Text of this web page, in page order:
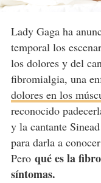
Lady Gaga ha
temporal los
los dolores y del
fibromialgia, una
dolores en los
reconocido
y la cantante
para darla a
Peroqué es la
síntomas.